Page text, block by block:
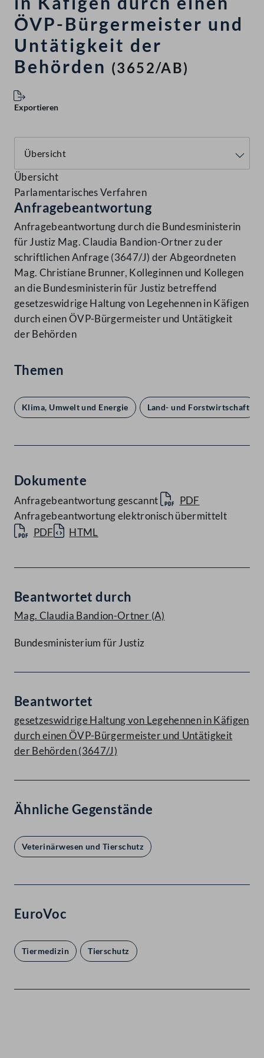
ÖVP-Bürgermeister und
Untätigkeit der
Behörden (3652/AB)
Exportieren
Übersicht
Parlamentarisches Verfahren
Anfragebeantwortung
Anfragebeantwortung durch die Bundesministerin
für Justiz Mag. Claudia Bandion-Ortner zu der
schriftlichen Anfrage (3647/J) der Abgeordneten
Mag. Christiane Brunner, Kolleginnen und Kollegen
an die Bundesministerin für Justiz betreffend
gesetzeswidrige Haltung von Legehennen in Käfigen
durch einen ÖVP-Bürgermeister und Untätigkeit
der Behörden
Themen
Klima, Umwelt und Energie Land- und Forstwirtschaft
Dokumente
Anfragebeantwortung gescannt
PDF
Anfragebeantwortung elektronisch übermittelt
PDF
HTML
Beantwortet durch
Mag. Claudia Bandion-Ortner (A)
Bundesministerium für Justiz
Beantwortet
gesetzeswidrige Haltung von Legehennen in Käfigen
durch einen ÖVP-Bürgermeister und Untätigkeit
der Behörden (3647/J)
Ähnliche Gegenstände
Veterinärwesen und Tierschutz
EuroVoc
Tiermedizin Tierschutz